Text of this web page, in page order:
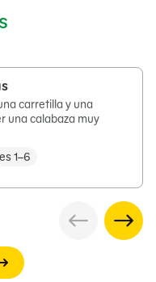
carretilla y una
una calabaza muy
1–6